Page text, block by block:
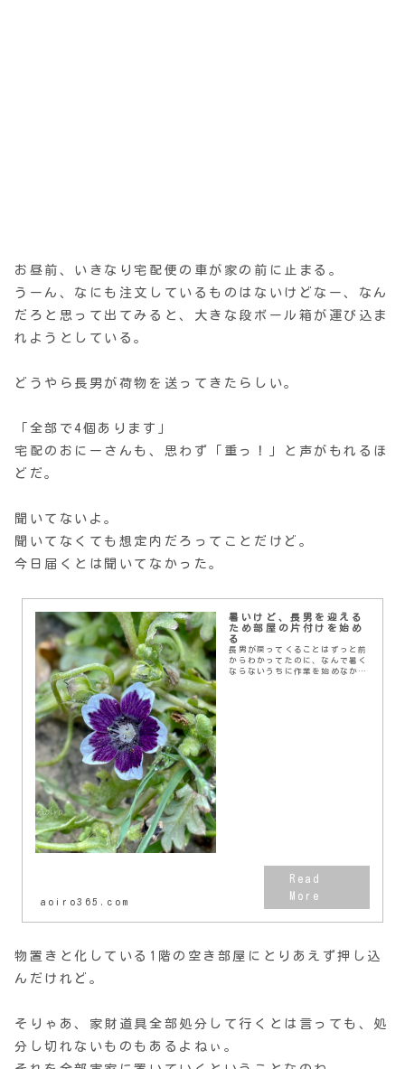
お昼前、いきなり宅配便の車が家の前に止まる。
うーん、なにも注文しているものはないけどなー、なん
だろと思って出てみると、大きな段ボール箱が運び込ま
れようとしている。
どうやら長男が荷物を送ってきたらしい。
「全部で4個あります」
宅配のおにーさんも、思わず「重っ！」と声がもれるほ
どだ。
聞いてないよ。
聞いてなくても想定内だろってことだけど。
今日届くとは聞いてなかった。
暑いけど、長男を迎える
ため部屋の片付けを始め
る
長男が戻ってくることはずっと前
からわかってたのに、なんで暑く
ならないうちに作業を始めなかっ
aoiro365.com
物置きと化している1階の空き部屋にとりあえず押し込
んだけれど。
そりゃあ、家財道具全部処分して行くとは言っても、処
分し切れないものもあるよねぃ。